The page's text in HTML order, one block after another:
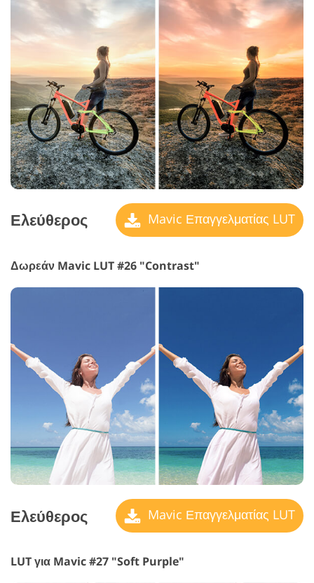
Ελεύθερος Mavic Επαγγελματίας LUT
Δωρεάν Mavic LUT #26 "Contrast"
Ελεύθερος Mavic Επαγγελματίας LUT
LUT για Mavic #27 "Soft Purple"